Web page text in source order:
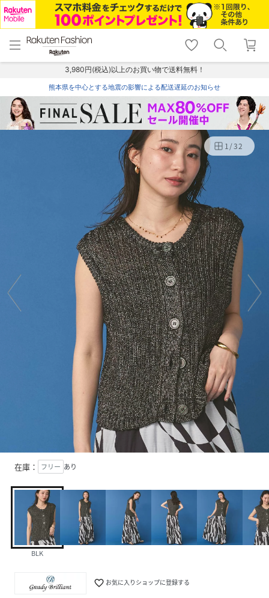
menu home
トップ
shopping_cart lock_outline
ログイン
3,980円(税込)以上のお買い物で送料無料！
熊本県を中心とする地震の影響による配送遅延のお知らせ
1/32
在庫： フリー あり
BLK
favorite_border お気に入りショップに登録する